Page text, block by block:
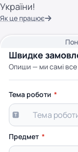
України!
Як це працює
Швидке
Опиши — ми самі
Тема роботи
Предмет